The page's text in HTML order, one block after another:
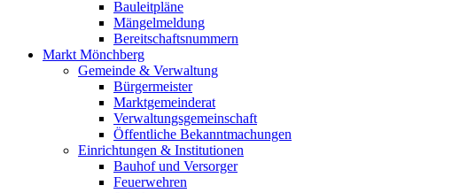
Bauleitpläne
Mängelmeldung
Bereitschaftsnummern
Markt Mönchberg
Gemeinde & Verwaltung
Bürgermeister
Marktgemeinderat
Verwaltungsgemeinschaft
Öffentliche Bekanntmachungen
Einrichtungen & Institutionen
Bauhof und Versorger
Feuerwehren